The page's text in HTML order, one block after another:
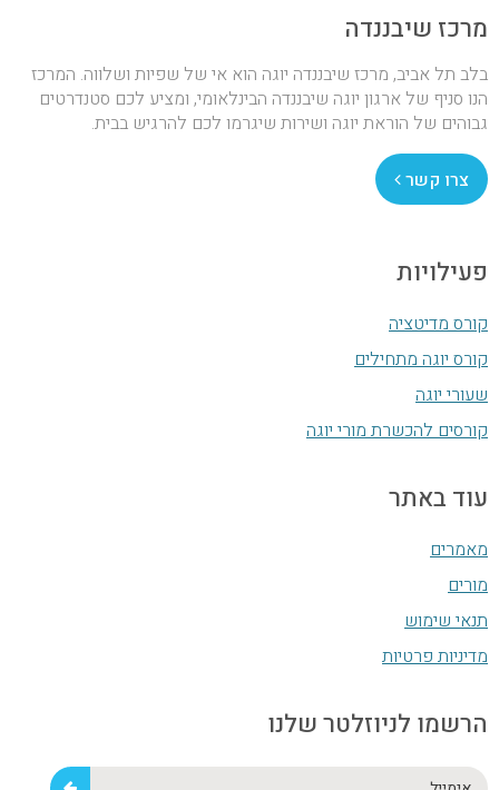
מרכז שיבננדה
בלב תל אביב, מרכז שיבננדה יוגה הוא אי של שפיות ושלווה. המרכז
הנו סניף של ארגון יוגה שיבננדה הבינלאומי, ומציע לכם סטנדרטים
גבוהים של הוראת יוגה ושירות שיגרמו לכם להרגיש בבית.
צרו קשר
פעילויות
קורס מדיטציה
קורס יוגה מתחילים
שעורי יוגה
קורסים להכשרת מורי יוגה
עוד באתר
מאמרים
מורים
תנאי שימוש
מדיניות פרטיות
הרשמו לניוזלטר שלנו
אימייל